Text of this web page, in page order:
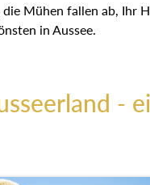
Mühen fallen ab, Ihr
in Aussee.
-